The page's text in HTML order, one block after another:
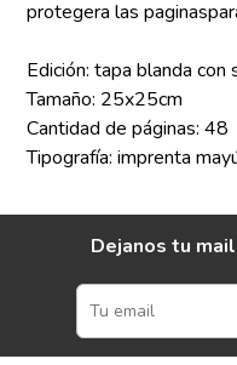
protegera las
Edición: tapa blanda con
Tamaño: 25x25cm
Cantidad de páginas: 48
Tipografía: imprenta
Dejanos tu